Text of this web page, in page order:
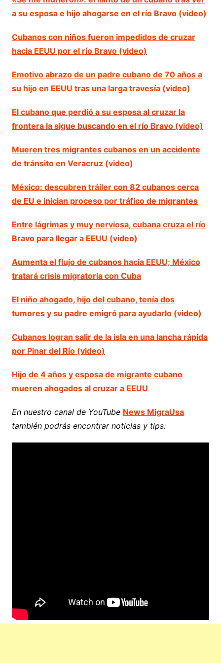
a su esposa e hijo ahogarse en el río Bravo (video)
Cubanos con niños fueron impedidos de cruzar
hacia EEUU por el río Bravo (video)
Emotivo abrazo de un padre cubano de 70 años a
su hijo en EEUU tras una larga travesía (video)
El cubano que perdió a su esposa al cruzar la
frontera la sigue buscando en el río Bravo (video)
Mueren tres migrantes cubanos en un accidente
de tránsito en Veracruz (video)
México: descubren tráiler con 82 cubanos cerca
de EU e inician proceso por tráfico de migrantes
Entre lágrimas y muy nerviosa, cubana cruza el río
Bravo para llegar a EEUU (video)
Aumenta el flujo de cubanos hacia EEUU; México
tratará crisis migratoria con Cuba
El niño ahogado, hijo del cubano, tenía dos
tumores y su padre emigró para ayudarlo (video)
Cubanos logran salir de la isla en una lancha rápida
por Pinar del Río (video)
Hijo de 4 años y esposa de migrante cubano
mueren ahogados al cruzar a EEUU
En nuestro canal de YouTube News MigraUsa
también podrás encontrar noticias y tips: